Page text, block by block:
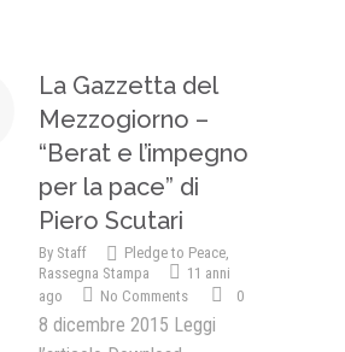
La Gazzetta del
Mezzogiorno –
“Berat e l’impegno
per la pace” di
Piero Scutari
By Staff Pledge to Peace,
Rassegna Stampa
11 anni
ago
No Comments 0
8 dicembre 2015 Leggi